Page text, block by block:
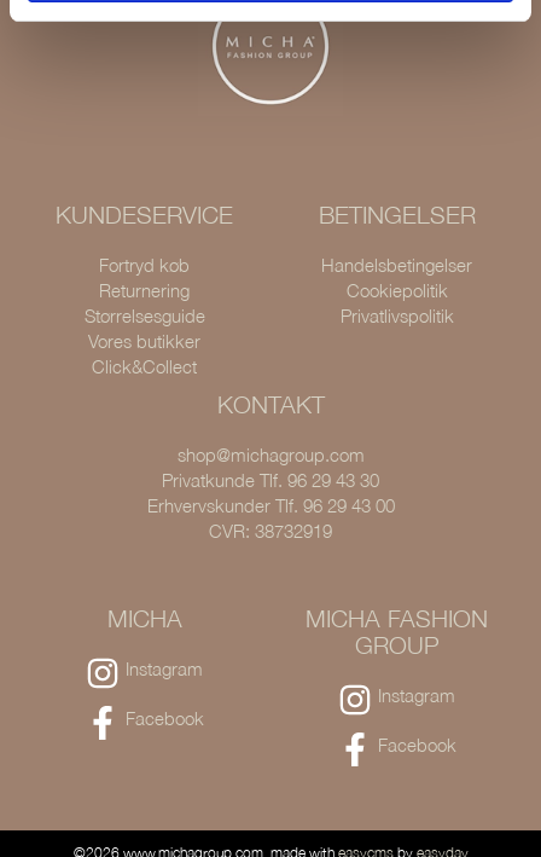
KUNDESERVICE
Fortryd køb
Returnering
Størrelsesguide
Vores butikker
Click&Collect
BETINGELSER
Handelsbetingelser
Cookiepolitik
Privatlivspolitik
KONTAKT
shop@michagroup.com
Privatkunde Tlf. 96 29 43 30
Erhvervskunder Tlf. 96 29 43 00
CVR: 38732919
MICHA
Instagram
Facebook
MICHA FASHION
GROUP
Instagram
Facebook
©2026 www.michagroup.com, made with easycmsby easyday